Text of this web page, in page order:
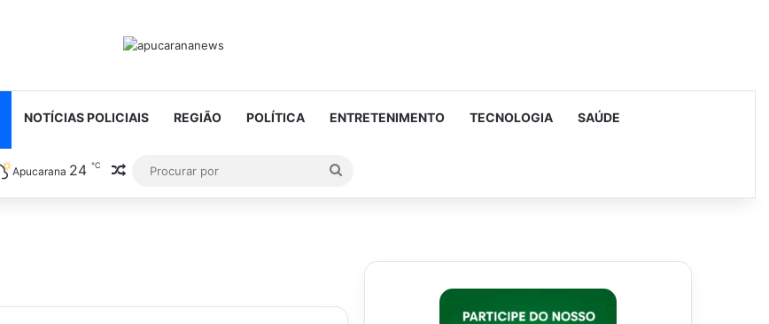
NOTÍCIAS POLICIAIS REGIÃO POLÍTICA ENTRETENIMENTO TECNOLOGIA SAÚDE
Apucarana 24 ℃ Artigo aleatório
por